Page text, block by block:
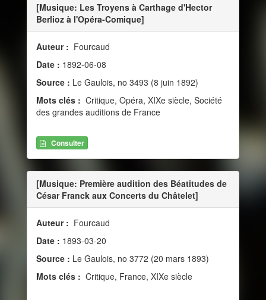
[Musique: Les Troyens à Carthage d'Hector
Berlioz à l'Opéra-Comique]
Auteur : Fourcaud
Date : 1892-06-08
Source : Le Gaulois, no 3493 (8 juin 1892)
Mots clés : Critique, Opéra, XIXe siècle, Société
des grandes auditions de France
Consulter
[Musique: Première audition des Béatitudes de
César Franck aux Concerts du Châtelet]
Auteur : Fourcaud
Date : 1893-03-20
Source : Le Gaulois, no 3772 (20 mars 1893)
Mots clés : Critique, France, XIXe siècle